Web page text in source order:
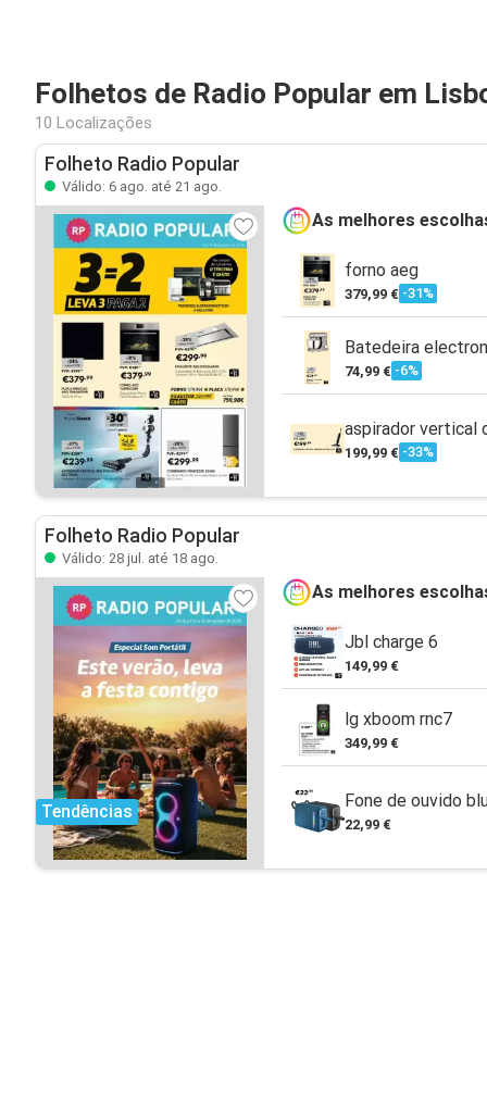
Folhetos de Radio Popular em
10 Localizações
Folheto Radio Popular
Válido: 6 ago. até 21 ago.
As melhores
forno aeg
379,99 € -31%
Batedeira
74,99 € -6%
aspirador vertical
199,99 € -33%
Folheto Radio Popular
Válido: 28 jul. até 18 ago.
Tendências
As melhores
Jbl charge 6
149,99 €
lg xboom rnc7
349,99 €
Fone de ouvido
22,99 €